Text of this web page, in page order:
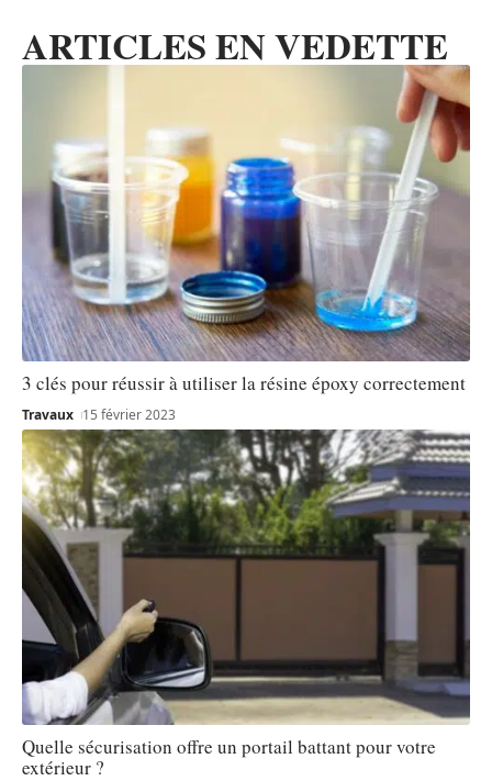
ARTICLES EN VEDETTE
3 clés pour réussir à utiliser la résine époxy correctement
Travaux 15 février 2023
Quelle sécurisation offre un portail battant pour votre
extérieur ?